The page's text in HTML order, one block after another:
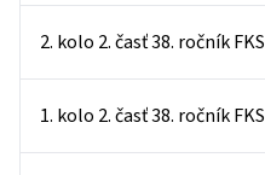
2. kolo 2. časť 38. ročník FKS
1. kolo 2. časť 38. ročník FKS